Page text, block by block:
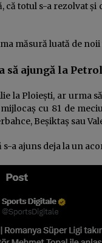
că totul s-a rezolvat
măsură luată de
să ajungă la
la Ploiești, ar urma
cu 81 de
Beșiktaș sau
a ajuns deja la un